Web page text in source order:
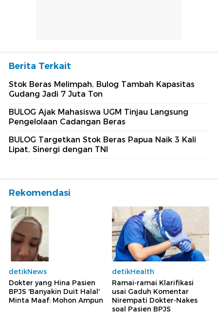
Berita Terkait
Stok Beras Melimpah, Bulog Tambah Kapasitas
Gudang Jadi 7 Juta Ton
BULOG Ajak Mahasiswa UGM Tinjau Langsung
Pengelolaan Cadangan Beras
BULOG Targetkan Stok Beras Papua Naik 3 Kali
Lipat, Sinergi dengan TNI
Rekomendasi
detikNews
Dokter yang Hina Pasien
BPJS 'Banyakin Duit Halal'
Minta Maaf: Mohon Ampun
detikHealth
Ramai-ramai Klarifikasi
usai Gaduh Komentar
Nirempati Dokter-Nakes
soal Pasien BPJS